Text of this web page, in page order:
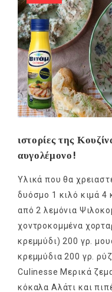
ιστορίες της
αυγολέμονο!
Υλικά που θα
δυόσμο 1 κιλό κιμά 4
από 2 λεμόνια
χοντροκομμένα
κρεμμύδι) 200 γρ.
κρεμμύδια 200 γρ.
Culinesse Μερικά
κόκαλα Αλάτι και